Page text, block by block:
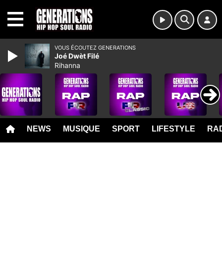
NEWS MUSIQUE SPORT LIFESTYLE
VOUS ÉCOUTEZ GENERATIONS
Joé Dwèt Filé
Rihanna